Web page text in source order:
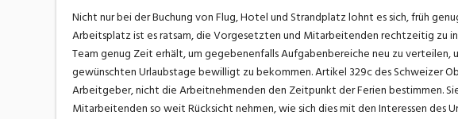
Nicht nur bei der Buchung von Flug, Hotel und Strandplatz lohnt es sich, früh
Arbeitsplatz ist es ratsam, die Vorgesetzten und Mitarbeitenden rechtzeitig zu
Team genug Zeit erhält, um gegebenenfalls Aufgabenbereiche neu zu verteilen,
gewünschten Urlaubstage bewilligt zu bekommen. Artikel 329c des Schweizer
Arbeitgeber, nicht die Arbeitnehmenden den Zeitpunkt der Ferien bestimmen.
Mitarbeitenden so weit Rücksicht nehmen, wie sich dies mit den Interessen des